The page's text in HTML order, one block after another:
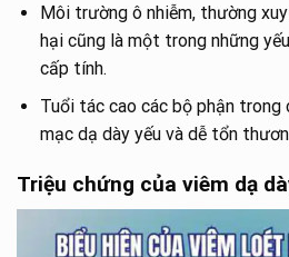
Môi trường ô nhiễm, thường
hại cũng là một trong những
cấp tính.
Tuổi tác cao các bộ phận trong
mạc dạ dày yếu và dễ tổn
Triệu chứng của viêm dạ